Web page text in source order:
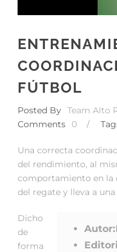
FÚTBOL
Posted By Team Alto
Comments
0 /
Una correcta
del rendimiento, al
comportamiento en la
del regate y lleva a
Autor:
Dicho
de
forma